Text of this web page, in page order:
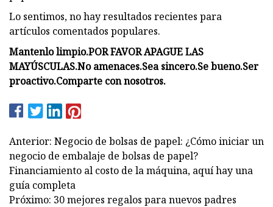
Lo sentimos, no hay resultados recientes para
artículos comentados populares.
Mantenlo limpio.POR FAVOR APAGUE LAS
MAYÚSCULAS.No amenaces.Sea sincero.Se bueno.Ser
proactivo.Comparte con nosotros.
Anterior: Negocio de bolsas de papel: ¿Cómo iniciar un
negocio de embalaje de bolsas de papel?
Financiamiento al costo de la máquina, aquí hay una
guía completa
Próximo: 30 mejores regalos para nuevos padres